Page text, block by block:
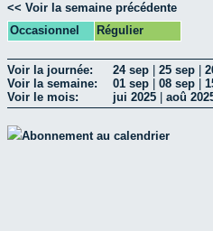
<< Voir la semaine précédente
Occasionnel
Régulier
Voir la journée: 24 sep 25 sep
Voir la semaine:
01 sep 08 sep
Voir le mois:
jui 2025 aoû
Abonnement au calendrier